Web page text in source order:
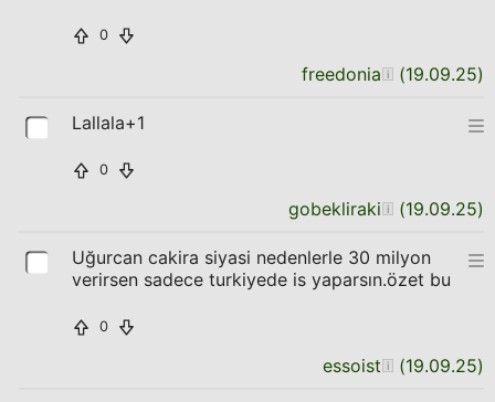
0
freedonia (19.09.25)
Lallala+1
0
gobekliraki (19.09.25)
Uğurcan cakira siyasi nedenlerle 30 milyon
verirsen sadece turkiyede is yaparsın.özet bu
0
essoist (19.09.25)